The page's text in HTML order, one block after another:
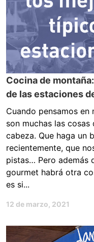
Cocina de
de las estaciones
Cuando pensamos en
son muchas las
cabeza. Que haga un
recientemente, que
pistas… Pero además
gourmet habrá otra
es si...
12 de marzo, 2021